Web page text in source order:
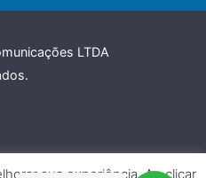
LTDA
sua experiência. Ao clicar